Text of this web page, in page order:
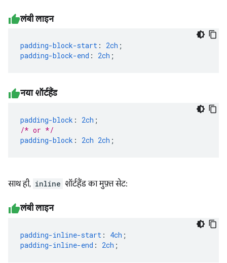
लंबी लाइन
padding-block-start : 2ch ;
padding-block-end : 2ch ;
नया शॉर्टहैंड
padding-block : 2ch ;
/* or */
padding-block : 2ch 2ch ;
साथ ही, inline शॉर्टहैंड का मुफ़्त सेट:
लंबी लाइन
padding-inline-start : 4ch ;
padding-inline-end : 2ch ;